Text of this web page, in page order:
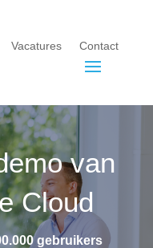
Vacatures Contact
van
Cloud
gebruikers